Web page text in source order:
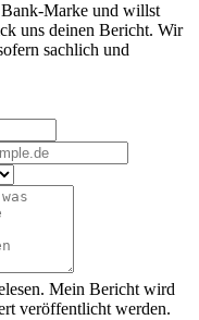
Marke und willst
uns deinen Bericht. Wir
sachlich und
Mein Bericht wird
veröffentlicht werden.